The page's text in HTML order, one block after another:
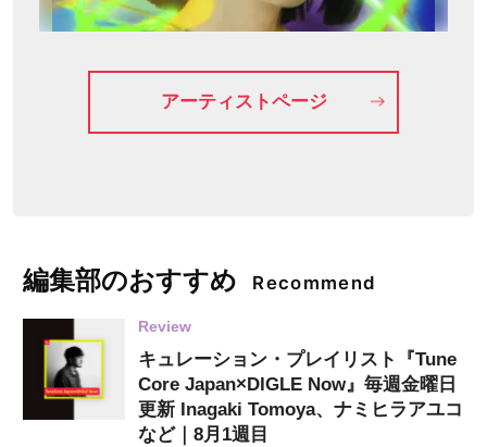
アーティストページ
編集部のおすすめ Recommend
Review
キュレーション・プレイリスト『Tune
Core Japan×DIGLE Now』毎週金曜日
更新 Inagaki Tomoya、ナミヒラアユコ
など｜8月1週目